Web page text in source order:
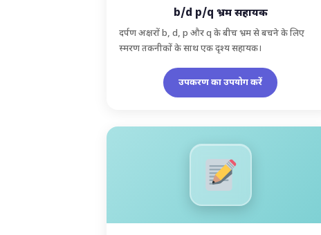
b/d p/q भ्रम सहायक
दर्पण अक्षरों b, d, p और q के बीच भ्रम से बचने के लिए
स्मरण तकनीकों के साथ एक दृश्य सहायक।
उपकरण का उपयोग करें